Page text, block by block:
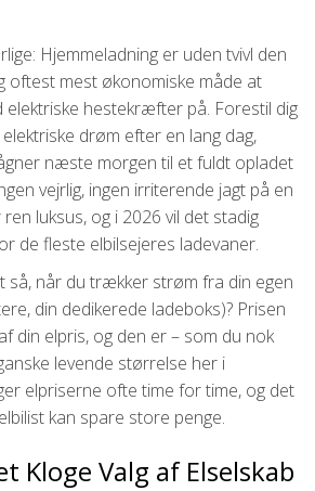
Hjemmeladning er uden tvivl den
oftest mest økonomiske måde at
elektriske hestekræfter på. Forestil dig
drøm efter en lang dag,
næste morgen til et fuldt opladet
vejrlig, ingen irriterende jagt på en
luksus, og i 2026 vil det stadig
de fleste elbilsejeres ladevaner.
så, når du trækker strøm fra din egen
din dedikerede ladeboks)? Prisen
din elpris, og den er – som du nok
levende størrelse her i
elpriserne ofte time for time, og det
kan spare store penge.
Kloge Valg af Elselskab